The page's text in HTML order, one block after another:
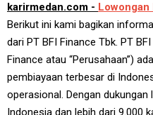
karirmedan.com - Lowongan
Berikut ini kami bagikan
dari PT BFI Finance Tbk. PT
Finance atau “Perusahaan”)
pembiayaan terbesar di
operasional. Dengan
Indonesia dan lebih dari 9.000